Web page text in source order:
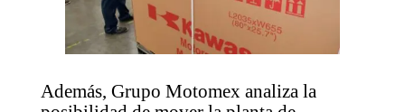
Además, Grupo Motomex analiza la